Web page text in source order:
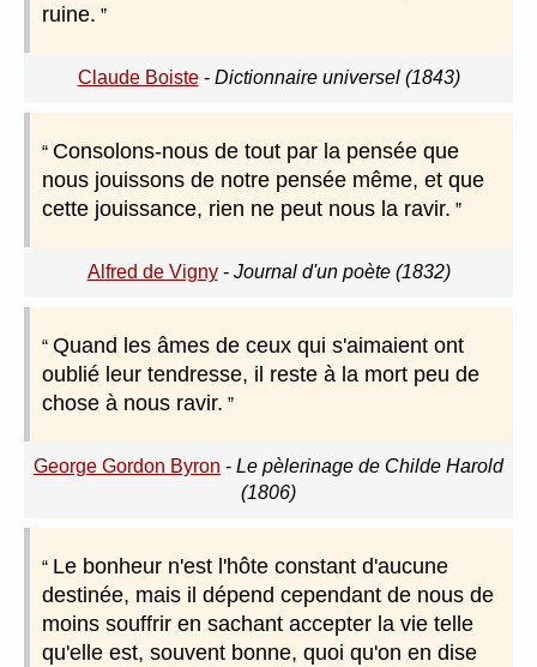
ruine.
Claude Boiste- Dictionnaire universel (1843)
Consolons-nous de tout par la pensée que
nous jouissons de notre pensée même, et que
cette jouissance, rien ne peut nous la ravir.
Alfred de Vigny- Journal d'un poète (1832)
Quand les âmes de ceux qui s'aimaient ont
oublié leur tendresse, il reste à la mort peu de
chose à nous ravir.
George Gordon Byron - Le pèlerinage de Childe Harold
(1806)
Le bonheur n'est l'hôte constant d'aucune
destinée, mais il dépend cependant de nous de
moins souffrir en sachant accepter la vie telle
qu'elle est, souvent bonne, quoi qu'on en dise